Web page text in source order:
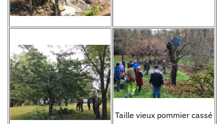
Taille vieux pommier cassé